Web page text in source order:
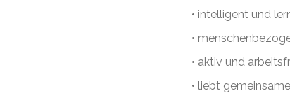
• intelligent und
•
• aktiv und
• liebt